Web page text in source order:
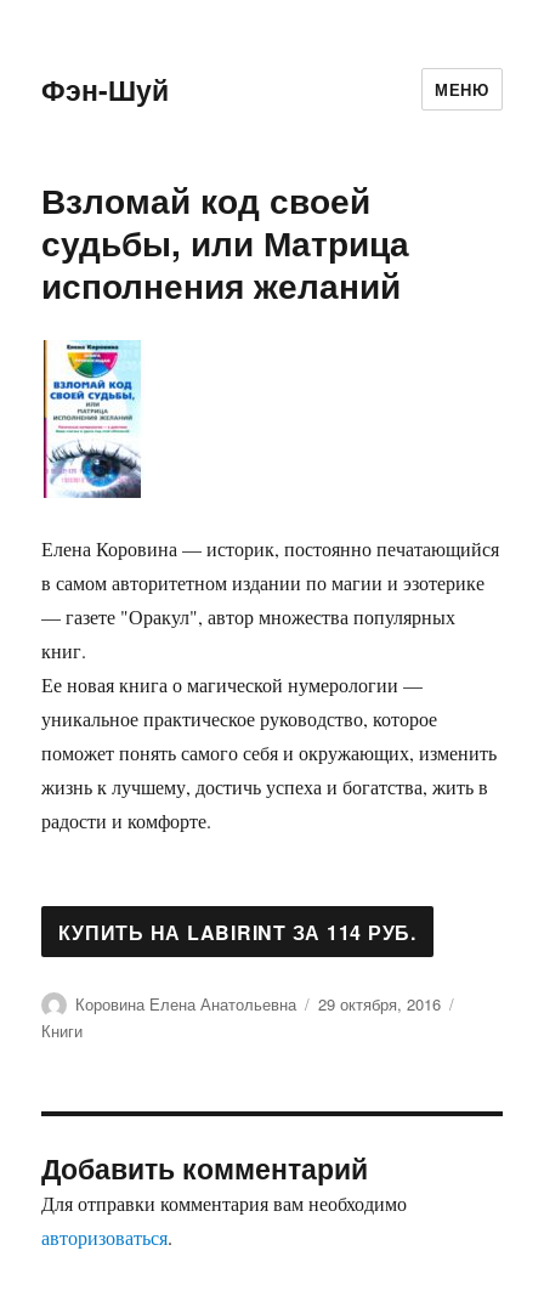
Фэн-Шуй МЕНЮ
Взломай код своей
судьбы, или Матрица
исполнения желаний
Елена Коровина — историк, постоянно печатающийся
в самом авторитетном издании по магии и эзотерике
— газете "Оракул", автор множества популярных
книг.
Ее новая книга о магической нумерологии —
уникальное практическое руководство, которое
поможет понять самого себя и окружающих, изменить
жизнь к лучшему, достичь успеха и богатства, жить в
радости и комфорте.
Автор
Коровина Елена Анатольевна Опубликовано
29 октября, 2016
Книги
Добавить комментарий
Для отправки комментария вам необходимо
авторизоваться.